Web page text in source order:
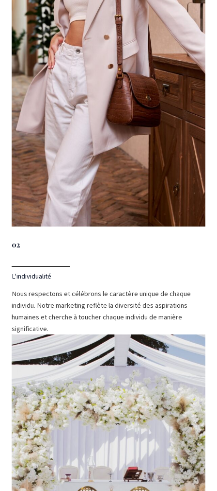
02
L'individualité
Nous respectons et célébrons le caractère unique de chaque
individu. Notre marketing reflète la diversité des aspirations
humaines et cherche à toucher chaque individu de manière
significative.